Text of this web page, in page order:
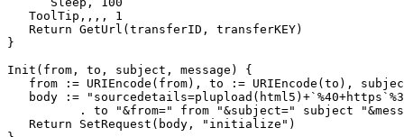
   ToolTip,,,, 1
   Return GetUrl(transferID, transferKEY)
}
Init(from, to, subject, message) {
from := URIEncode(from), to := URIEncode(to),
body :=
. to "&from=" from "&subject=" subject
   Return SetRequest(body, "initialize")